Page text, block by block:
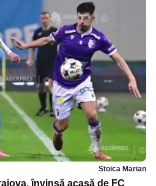
Stoica Marian
învinsă acasă de FC